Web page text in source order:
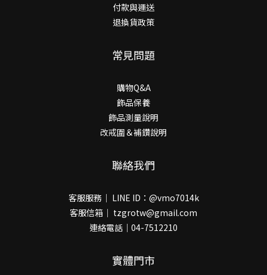
付款與運送
退換貨政策
常見問題
購物Q&A
飾品保養
飾品測量說明
改戒圍＆補鑽說明
聯絡我們
客服服務｜ LINE ID：@vmo7014k
客服信箱｜ tzgrotw@gmail.com
連絡電話｜04-7512210
實體門市